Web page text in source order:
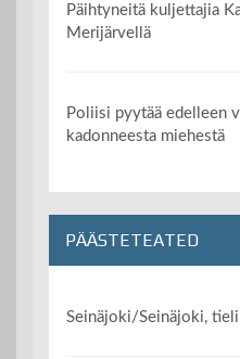
Päihtyneitä kuljettajia
Merijärvellä
Poliisi pyytää edelleen
kadonneesta miehestä
PÄÄSTETEATED
Seinäjoki/Seinäjoki,